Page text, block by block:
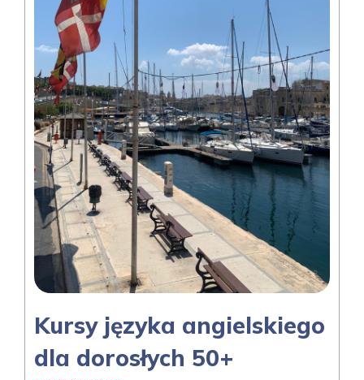
Kursy języka angielskiego
dla dorosłych 50+